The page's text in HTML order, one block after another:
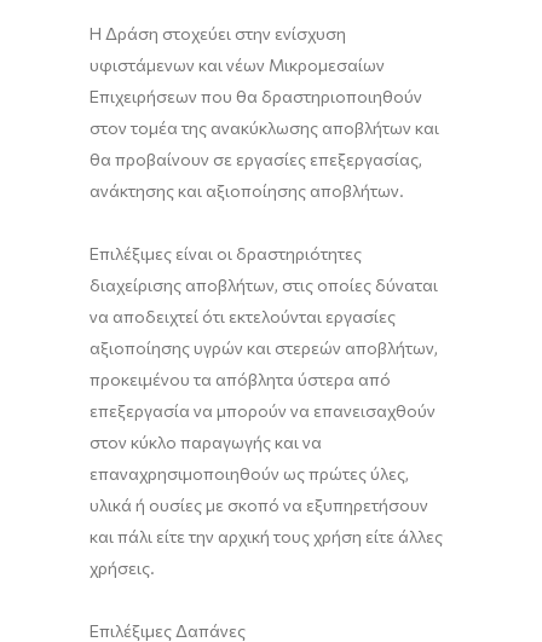
H Δράση στοχεύει στην ενίσχυση
υφιστάμενων και νέων Μικρομεσαίων
Επιχειρήσεων που θα δραστηριοποιηθούν
στον τομέα της ανακύκλωσης αποβλήτων και
θα προβαίνουν σε εργασίες επεξεργασίας,
ανάκτησης και αξιοποίησης αποβλήτων.
Επιλέξιμες είναι οι δραστηριότητες
διαχείρισης αποβλήτων, στις οποίες δύναται
να αποδειχτεί ότι εκτελούνται εργασίες
αξιοποίησης υγρών και στερεών αποβλήτων,
προκειμένου τα απόβλητα ύστερα από
επεξεργασία να μπορούν να επανεισαχθούν
στον κύκλο παραγωγής και να
επαναχρησιμοποιηθούν ως πρώτες ύλες,
υλικά ή ουσίες με σκοπό να εξυπηρετήσουν
και πάλι είτε την αρχική τους χρήση είτε άλλες
χρήσεις.
Επιλέξιμες Δαπάνες